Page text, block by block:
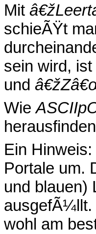
Mit
schieÃŸt
sein wird,
und
Wie
Ein Hinweis:
Portale um.
und blauen)
ausgefÃ¼llt.
wohl am